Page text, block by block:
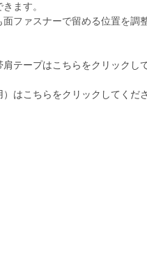
ます。
面ファスナーで留める位置を調
テープはこちらをクリックし
）はこちらをクリックしてくださ